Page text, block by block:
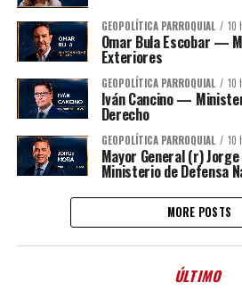
GEOPOLÍTICA PARROQUIAL 10
Omar Bula Escobar —
Exteriores
GEOPOLÍTICA PARROQUIAL 10
Iván Cancino —
Derecho
GEOPOLÍTICA PARROQUIAL 10
Mayor General (r)
Ministerio de Defensa
MORE POSTS
ÚLTIMO